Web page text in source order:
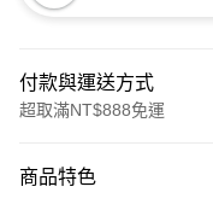
付款與運送方式
超取滿NT$888免運
信用卡一次付款
商品特色